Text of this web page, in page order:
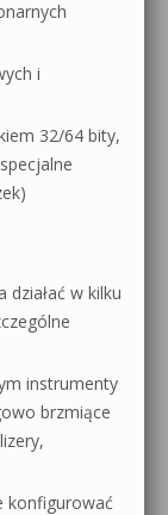
i
32/64 bity,
działać w kilku
instrumenty
brzmiące
konfigurować